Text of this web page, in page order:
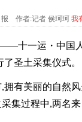
作者:记者 侯珂珂 我
十一运・中国
圣土采集仪式。
有美丽的自然
集过程中,两名